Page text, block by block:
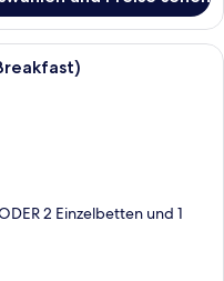
modernes Hotelzimmer mit
2 Einzelbetten und 1